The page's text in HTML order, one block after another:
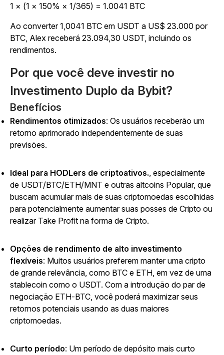
1 × (1 × 150% × 1/365) = 1.0041 BTC
Ao converter 1,0041 BTC em USDT a US$ 23.000 por
BTC, Alex receberá 23.094,30 USDT, incluindo os
rendimentos.
Por que você deve investir no
Investimento Duplo da Bybit?
Benefícios
Rendimentos otimizados: Os usuários receberão um
retorno aprimorado independentemente de suas
previsões.
Ideal para HODLers de criptoativos. , especialmente
de USDT/BTC/ETH/MNT e outras altcoins Popular, que
buscam acumular mais de suas criptomoedas escolhidas
para potencialmente aumentar suas posses de Cripto ou
realizar Take Profit na forma de Cripto.
Opções de rendimento de alto investimento
flexíveis: Muitos usuários preferem manter uma cripto
de grande relevância, como BTC e ETH, em vez de uma
stablecoin como o USDT. Com a introdução do par de
negociação ETH-BTC, você poderá maximizar seus
retornos potenciais usando as duas maiores
criptomoedas.
Curto período: Um período de depósito mais curto